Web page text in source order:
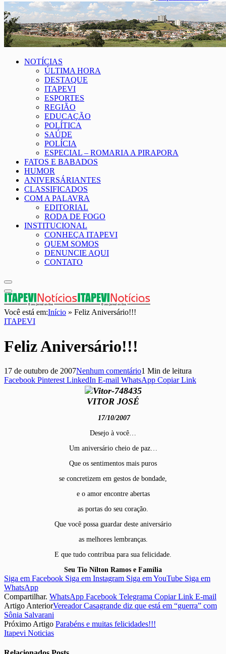
NOTÍCIAS
ÚLTIMA HORA
DESTAQUE
ITAPEVI
ESPORTES
REGIÃO
EDUCAÇÃO
POLÍTICA
SAÚDE
POLÍCIA
ESPECIAL – ROMARIA A PIRAPORA
FATOS E BABADOS
HUMOR
ANIVERSÁRIANTES
CLASSIFICADOS
COM A PALAVRA
EDITORIAL
RODA DE FOGO
INSTITUCIONAL
CONHEÇA ITAPEVI
QUEM SOMOS
DENUNCIE AQUI
CONTATO
Você está em:Início » Feliz Aniversário!!!
ITAPEVI
Feliz Aniversário!!!
17 de outubro de 2007Nenhum comentário1 Min de leitura
Facebook Pinterest LinkedIn E-mail WhatsApp Copiar Link
VITOR JOSÉ
17/10/2007
Desejo à você…
Um aniversário cheio de paz…
Que os sentimentos mais puros
se concretizem em gestos de bondade,
e o amor encontre abertas
as portas do seu coração.
Que você possa guardar deste aniversário
as melhores lembranças.
E que tudo contribua para sua felicidade.
Seu Tio Nilton Ramos e Família
Siga em Facebook Siga em Instagram Siga em YouTube Siga em
WhatsApp
Compartilhar. WhatsApp Facebook Telegrama Copiar Link E-mail
Artigo AnteriorVereador Casagrande diz que está em “guerra” com
Sônia Salvarani
Próximo Artigo Parabéns e muitas felicidades!!!
Itapevi Noticias